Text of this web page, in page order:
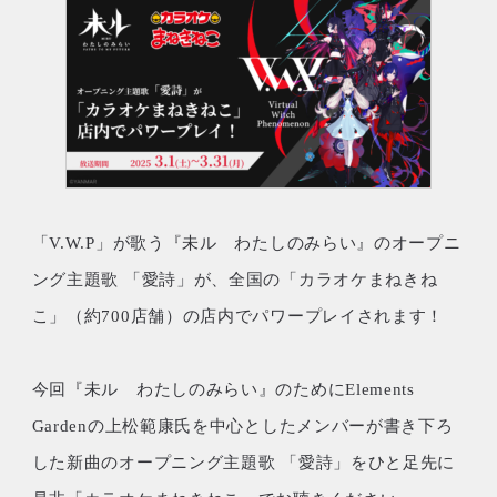
楽曲紹介 総合スタッフ
ABOUT
なぜヤンマーが
アニメに取り組むのか
GOODS
グッズ
Episode 079 Episode 101
「V.W.P」が歌う『未ル わたしのみらい』のオープニ
ング主題歌 「愛詩」が、全国の「カラオケまねきね
こ」（約700店舗）の店内でパワープレイされます！
今回『未ル わたしのみらい』のためにElements
Gardenの上松範康氏を中心としたメンバーが書き下ろ
した新曲のオープニング主題歌 「愛詩」をひと足先に